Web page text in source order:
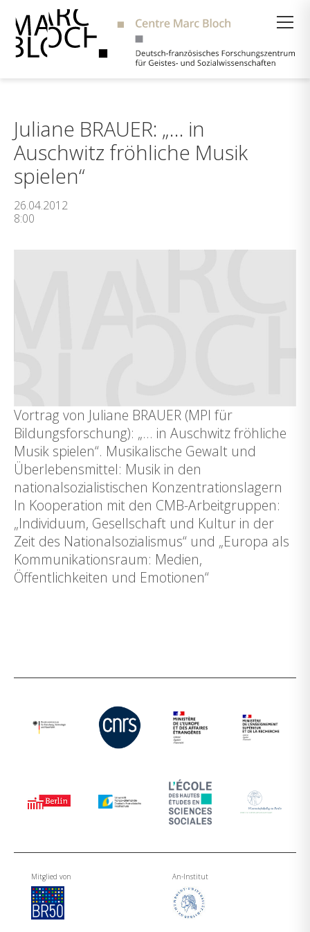
Juliane BRAUER: „… in
Auschwitz fröhliche Musik
spielen“
26.04.2012
8:00
Vortrag von Juliane BRAUER (MPI für
Bildungsforschung): „… in Auschwitz fröhliche
Musik spielen“. Musikalische Gewalt und
Überlebensmittel: Musik in den
nationalsozialistischen Konzentrationslagern
In Kooperation mit den CMB-Arbeitgruppen:
„Individuum, Gesellschaft und Kultur in der
Zeit des Nationalsozialismus“ und „Europa als
Kommunikationsraum: Medien,
Öffentlichkeiten und Emotionen“
Mitglied von An-Institut